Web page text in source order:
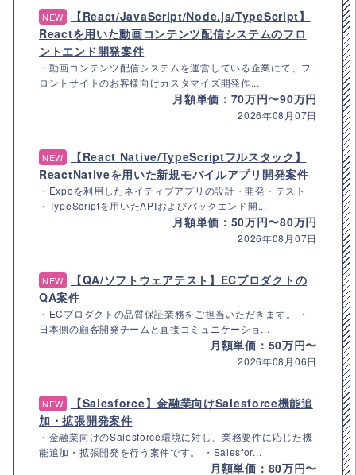
NEW
【React/JavaScript/Node.js/TypeScript】
Reactを用いた動画コンテンツ配信システムのフロ
ントエンド開発案件
・動画コンテンツ配信システムを運営している企業にて、フ
ロントサイトのお客様向けカスタマイズ開発作...
月額単価：70万円〜90万円
2026年08月07日
NEW
【React Native/TypeScriptフルスタック】
ReactNativeを用いた新規モバイルアプリ開発案件
・Expoを利用したネイティブアプリの設計・開発・テスト
・TypeScriptを用いたAPIおよびバックエンド開...
月額単価：50万円〜80万円
2026年08月07日
NEW
【QA/ソフトウェアテスト】ECプロダクトの
QA案件
・ECプロダクトの品質保証業務をご担当いただきます。 ・
日本側の顧客開発チームと直接コミュニケーショ...
月額単価：50万円〜
2026年08月06日
NEW
【Salesforce】金融業向けSalesforce機能追
加・拡張開発案件
・金融業向けのSalesforce環境に対し、業務要件に応じた機
能追加・拡張開発を行う案件です。 ・Salesfor...
月額単価：80万円〜